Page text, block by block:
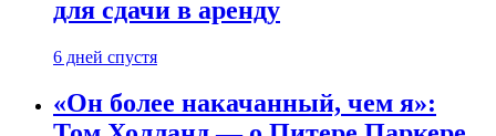
для сдачи в аренду
6 дней спустя
«Он более накачанный, чем я»: